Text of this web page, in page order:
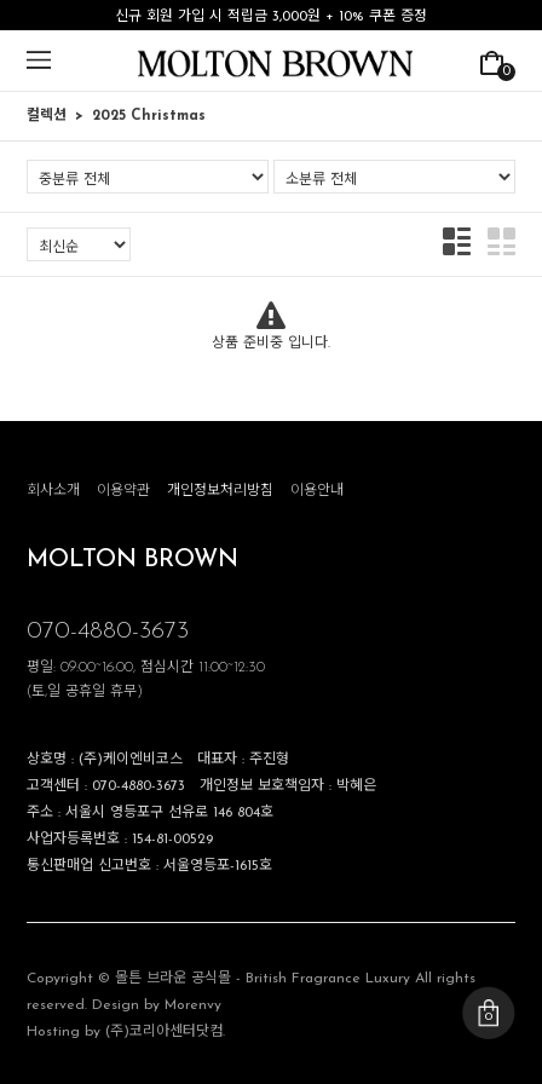
신규 회원 가입 시 적립금 3,000원 + 10% 쿠폰 증정
0
0
컬렉션 2025 Christmas
상품 준비중 입니다.
회사소개 이용약관 개인정보처리방침 이용안내
MOLTON BROWN
070-4880-3673
평일: 09:00~16:00, 점심시간 11:00~12:30
(토,일 공휴일 휴무)
상호명 :(주)케이엔비코스 대표자 :주진형
고객센터 : 070-4880-3673 개인정보 보호책임자 : 박혜은
주소 :서울시 영등포구 선유로 146 804호
사업자등록번호 : 154-81-00529
통신판매업 신고번호 :서울영등포-1615호
Copyright © 몰튼 브라운 공식몰 - British Fragrance Luxury All rights
reserved. Design by Morenvy
Hosting by (주)코리아센터닷컴.